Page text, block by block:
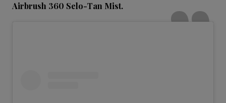
Airbrush 360 Selo-Tan Mist.